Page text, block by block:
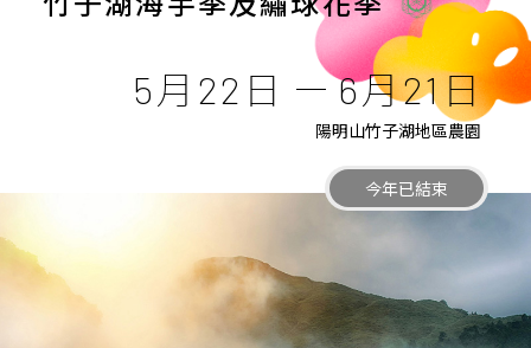
5月22日 6月21日
陽明山竹子湖地區農園